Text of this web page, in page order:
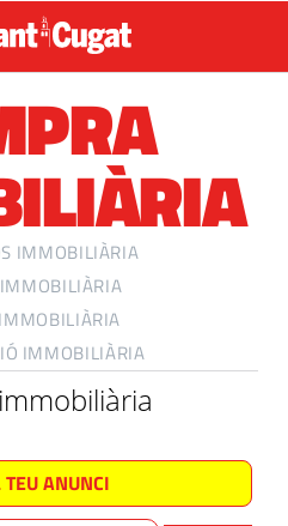
IMMOBILIÀRIA
IMMOBILIÀRIA
TEU ANUNCI